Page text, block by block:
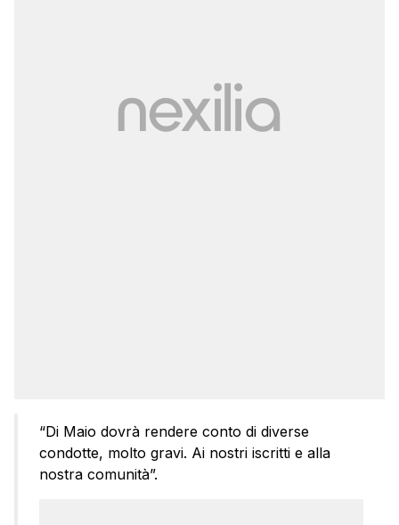
“Di Maio dovrà rendere conto di diverse
condotte, molto gravi. Ai nostri iscritti e alla
nostra comunità”.